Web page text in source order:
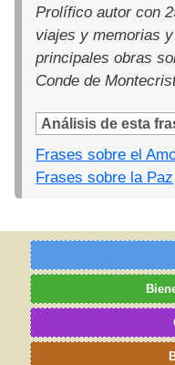
Prolífico autor con
viajes y memorias
principales obras
Conde de
Análisis de esta
Frases sobre el
Frases sobre la Paz